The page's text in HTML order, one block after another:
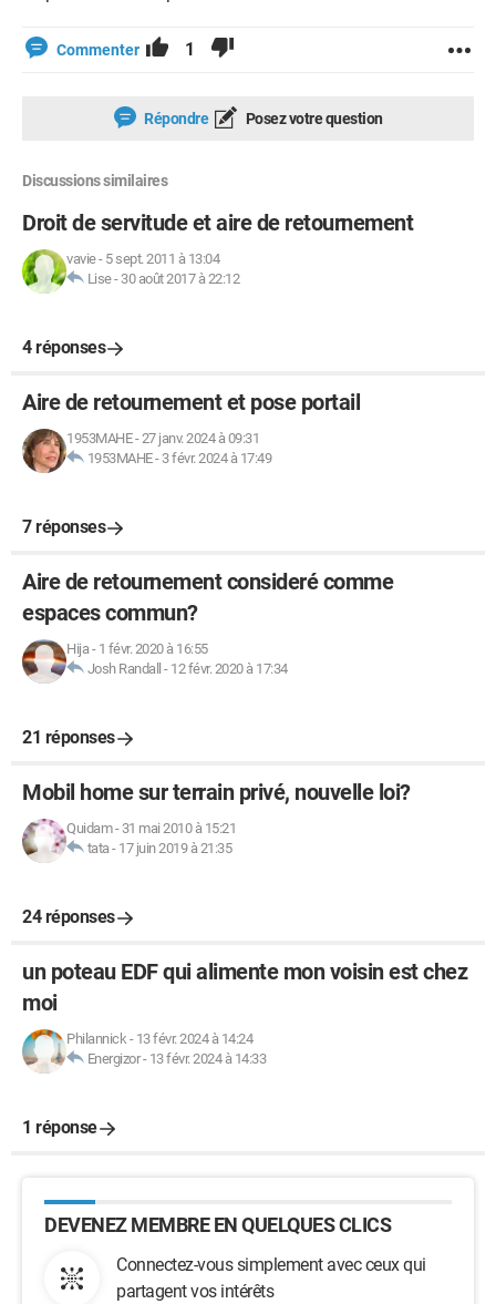
Commenter 1
Répondre Posez votre question
Discussions similaires
Droit de servitude et aire de retournement
vavie- 5 sept. 2011 à 13:04
Lise- 30 août 2017 à 22:12
4 réponses
Aire de retournement et pose portail
1953MAHE-27 janv. 2024 à 09:31
1953MAHE- 3 févr. 2024 à 17:49
7 réponses
Aire de retournement consideré comme
espaces commun?
Hija- 1 févr. 2020 à 16:55
Josh Randall - 12 févr. 2020 à 17:34
21 réponses
Mobil home sur terrain privé, nouvelle loi?
Quidam- 31 mai 2010 à 15:21
tata- 17 juin 2019 à 21:35
24 réponses
un poteau EDF qui alimente mon voisin est chez
moi
Philannick- 13 févr. 2024 à 14:24
Energizor- 13 févr. 2024 à 14:33
1 réponse
DEVENEZ MEMBRE EN QUELQUES CLICS
Connectez-vous simplement avec ceux qui
partagent vos intérêts